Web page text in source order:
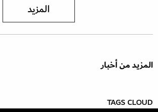
المزيد
المزيد من أخبار
TAGS CLOUD